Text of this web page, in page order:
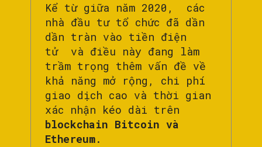
Kể từ giữa năm 2020, các
nhà đầu tư tổ chức đã dần
dần tràn vào tiền điện
tử và điều này đang làm
trầm trọng thêm vấn đề về
khả năng mở rộng, chi phí
giao dịch cao và thời gian
xác nhận kéo dài trên
blockchain Bitcoin và
Ethereum.